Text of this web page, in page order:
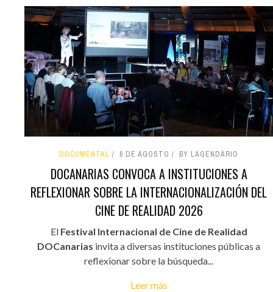
DOCUMENTAL 6 DE AGOSTO BY LAGENDARIO
DOCANARIAS CONVOCA A INSTITUCIONES A
REFLEXIONAR SOBRE LA INTERNACIONALIZACIÓN DEL
CINE DE REALIDAD 2026
El Festival Internacional de Cine de Realidad
DOCanarias invita a diversas instituciones públicas a
reflexionar sobre la búsqueda...
Leer más